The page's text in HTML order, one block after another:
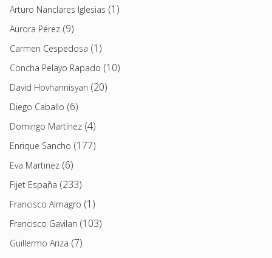
Arturo Nanclares Iglesias (1)
Aurora Pérez (9)
Carmen Cespedosa (1)
Concha Pelayo Rapado (10)
David Hovhannisyan (20)
Diego Caballo (6)
Domingo Martínez (4)
Enrique Sancho (177)
Eva Martinez (6)
Fijet España (233)
Francisco Almagro (1)
Francisco Gavilan (103)
Guillermo Ariza (7)